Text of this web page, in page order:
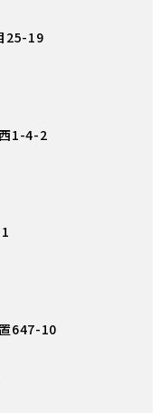
25-19
1-4-2
647-10